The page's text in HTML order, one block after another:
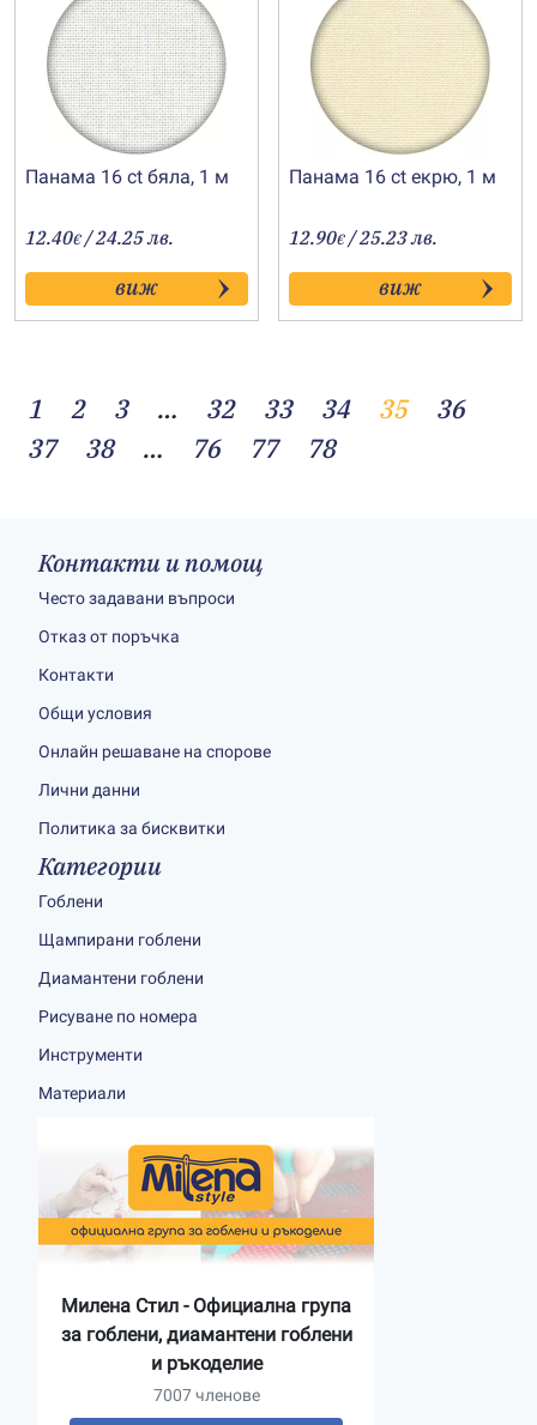
Панама 16 ct бяла, 1 м
12.40€ / 24.25 лв.
виж
Панама 16 ct екрю, 1 м
12.90€ / 25.23 лв.
виж
1 2 3 … 32 33 34 35
36
37
38 … 76 77 78
Контакти и помощ
Често задавани въпроси
Отказ от поръчка
Контакти
Общи условия
Онлайн решаване на спорове
Лични данни
Политика за бисквитки
Категории
Гоблени
Щампирани гоблени
Диамантени гоблени
Рисуване по номера
Инструменти
Материали
Милена Стил - Официална група
за гоблени, диамантени гоблени
и ръкоделие
7007 членове